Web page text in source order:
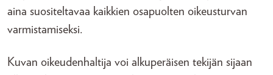
aina suositeltavaa kaikkien osapuolten oikeusturvan
varmistamiseksi.
Kuvan oikeudenhaltija voi alkuperäisen tekijän sijaan